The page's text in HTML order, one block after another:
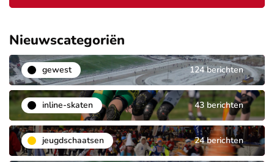
Nieuwscategoriën
gewest 124 berichten
inline-skaten 43 berichten
jeugdschaatsen 24 berichten